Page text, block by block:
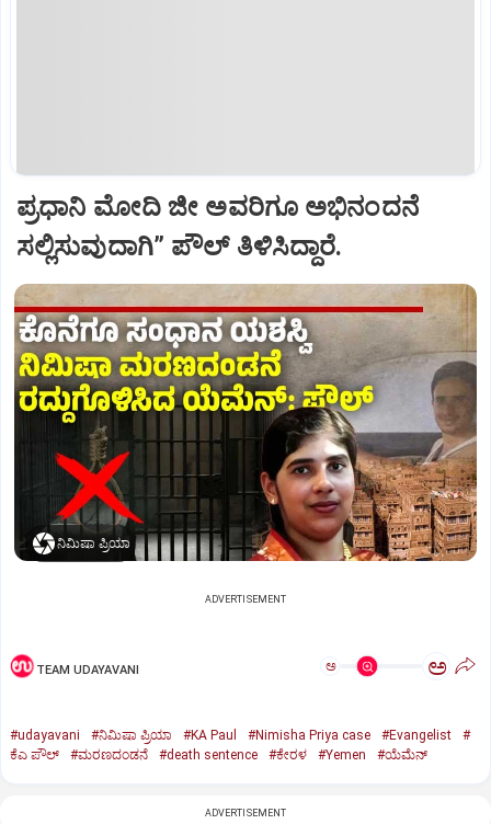
ಪ್ರಧಾನಿ ಮೋದಿ ಜೀ ಅವರಿಗೂ ಅಭಿನಂದನೆ
ಸಲ್ಲಿಸುವುದಾಗಿ” ಪೌಲ್‌ ತಿಳಿಸಿದ್ದಾರೆ.
ನಿಮಿಷಾ ಪ್ರಿಯಾ
ADVERTISEMENT
TEAM UDAYAVANI ಅ ಅ
#udayavani #ನಿಮಿಷಾ ಪ್ರಿಯಾ #KA Paul #Nimisha Priya case #Evangelist
#
ಕೆಎ ಪೌಲ್
#ಮರಣದಂಡನೆ #death sentence #ಕೇರಳ #Yemen #ಯೆಮೆನ್‌
ADVERTISEMENT